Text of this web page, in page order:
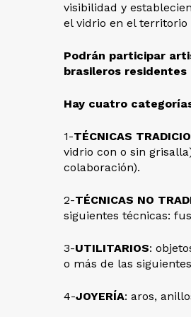
visibilidad y
el vidrio en el territorio
Podrán participar
brasileros
Hay cuatro
1-TÉCNICAS
vidrio con o sin
colaboración).
2-TÉCNICAS NO
siguientes técnicas:
3-UTILITARIOS:
o más de las
4-JOYERÍA: aros,